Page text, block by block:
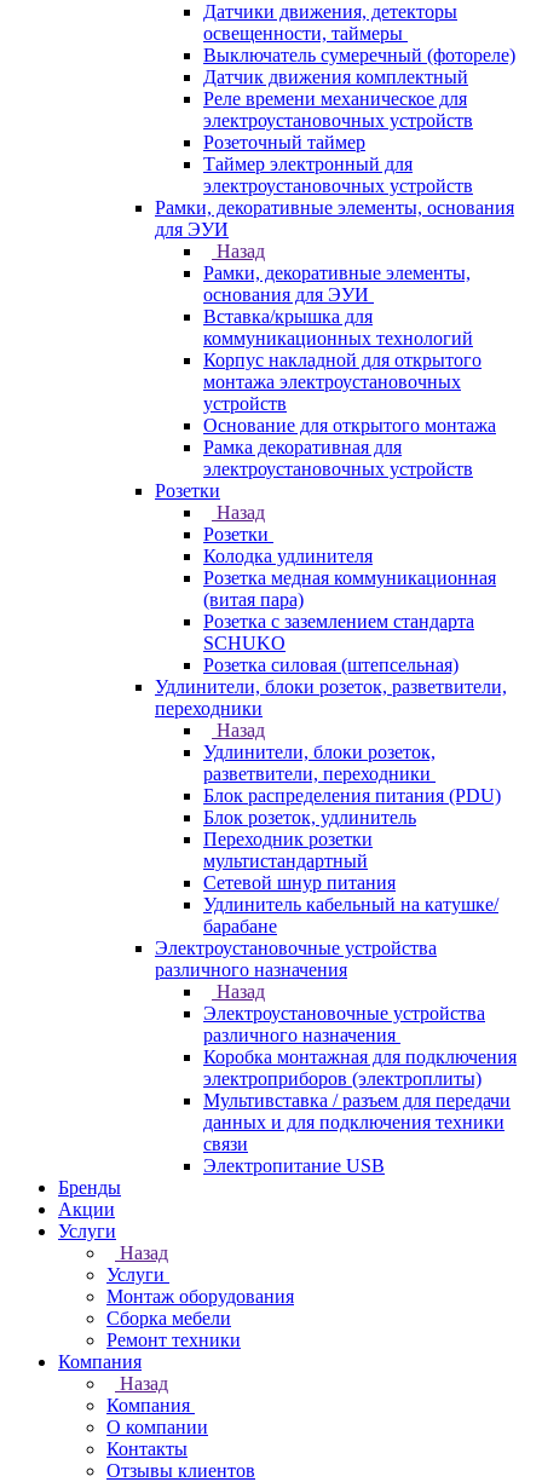
Датчики движения, детекторы
освещенности, таймеры
Выключатель сумеречный (фотореле)
Датчик движения комплектный
Реле времени механическое для
электроустановочных устройств
Розеточный таймер
Таймер электронный для
электроустановочных устройств
Рамки, декоративные элементы, основания
для ЭУИ
Назад
Рамки, декоративные элементы,
основания для ЭУИ
Вставка/крышка для
коммуникационных технологий
Корпус накладной для открытого
монтажа электроустановочных
устройств
Основание для открытого монтажа
Рамка декоративная для
электроустановочных устройств
Розетки
Назад
Розетки
Колодка удлинителя
Розетка медная коммуникационная
(витая пара)
Розетка с заземлением стандарта
SCHUKO
Розетка силовая (штепсельная)
Удлинители, блоки розеток, разветвители,
переходники
Назад
Удлинители, блоки розеток,
разветвители, переходники
Блок распределения питания (PDU)
Блок розеток, удлинитель
Переходник розетки
мультистандартный
Сетевой шнур питания
Удлинитель кабельный на катушке/
барабане
Электроустановочные устройства
различного назначения
Назад
Электроустановочные устройства
различного назначения
Коробка монтажная для подключения
электроприборов (электроплиты)
Мультивставка / разъем для передачи
данных и для подключения техники
связи
Электропитание USB
Бренды
Акции
Услуги
Назад
Услуги
Монтаж оборудования
Сборка мебели
Ремонт техники
Компания
Назад
Компания
О компании
Контакты
Отзывы клиентов